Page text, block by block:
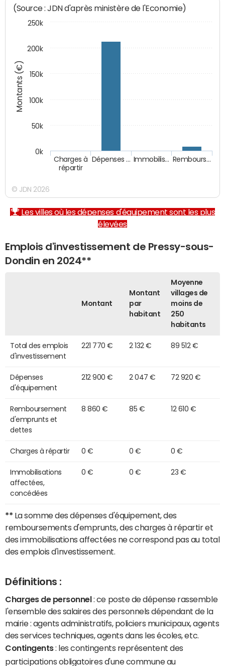
Montants (€)
(Source : JDN d'après ministère de l'Economie)
Charges à
répartir
Dépenses … Immobilis… Rembours…
0k
50k
100k
150k
200k
250k
© JDN 2026
Les villes où les dépenses d'équipement sont les plus
élevées
Emplois d'investissement de Pressy-sous-
Dondin en 2024**
Montant
Montant
par
habitant
Moyenne
villages de
moins de
250
habitants
Total des emplois
d'investissement
221 770 € 2 132 € 89 512 €
Dépenses
d'équipement
212 900 € 2 047 € 72 920 €
Remboursement
d'emprunts et
dettes
8 860 € 85 € 12 610 €
Charges à répartir 0 € 0 € 0 €
Immobilisations
affectées,
concédées
0 € 0 € 23 €
** La somme des dépenses d'équipement, des
remboursements d'emprunts, des charges à répartir et
des immobilisations affectées ne correspond pas au total
des emplois d'investissement.
Définitions :
Charges de personnel : ce poste de dépense rassemble
l'ensemble des salaires des personnels dépendant de la
mairie : agents administratifs, policiers municipaux, agents
des services techniques, agents dans les écoles, etc.
Contingents: les contingents représentent des
participations obligatoires d'une commune au